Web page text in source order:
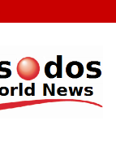
adieksodos.gr